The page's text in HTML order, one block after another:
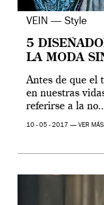
VEIN — Style
5
LA MODA
Antes de que el
en nuestras
referirse a la
10 - 05 - 2017 — VER MÁS